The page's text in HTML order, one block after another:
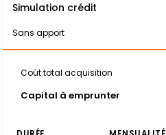
Simulation crédit
Sans apport
Coût total acquisition
Capital à emprunter